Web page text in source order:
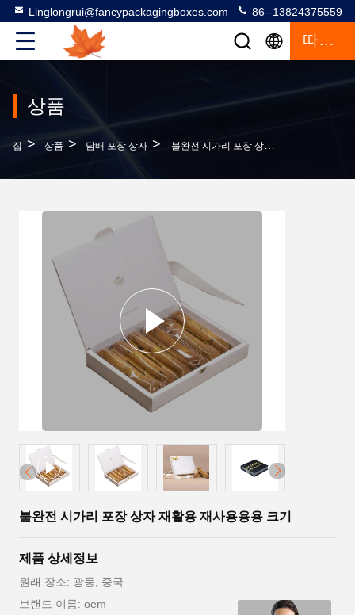
Linglongrui@fancypackagingboxes.com 86--13824375559
따옴표
상품
집 > 상품 > 담배 포장 상자 > 불완전 시가리 포장 상자 재활용 재사용용용 크기
불완전 시가리 포장 상자 재활용 재사용용용 크기
제품 상세정보
원래 장소: 광둥, 중국
브랜드 이름: oem